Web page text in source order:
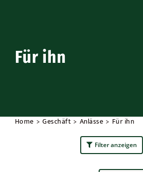
Für ihn
Home Geschäft Anlässe Für ihn
Filter anzeigen